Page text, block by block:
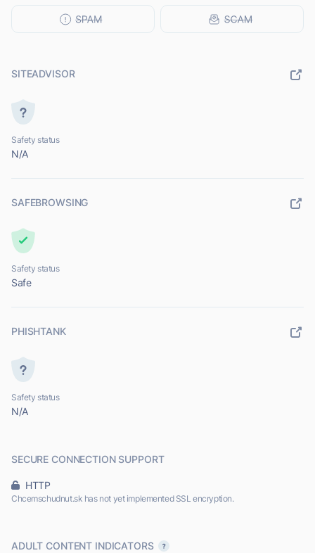
SITEADVISOR
Safety status
N/A
SAFEBROWSING
Safety status
Safe
PHISHTANK
Safety status
N/A
SECURE CONNECTION SUPPORT
HTTP
Chcemschudnut.sk has not yet implemented SSL encryption.
ADULT CONTENT INDICATORS